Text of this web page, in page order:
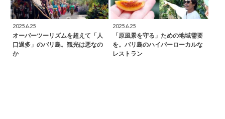
2025.6.25
オーバーツーリズムを超えて「人
口過多」のバリ島。観光は悪なの
か
2025.6.25
「原風景を守る」ための地域需要
を。バリ島のハイパーローカルな
レストラン